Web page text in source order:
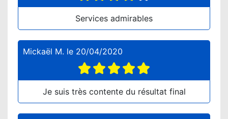
Services admirables
Mickaël M. le 20/04/2020
Je suis très contente du résultat final